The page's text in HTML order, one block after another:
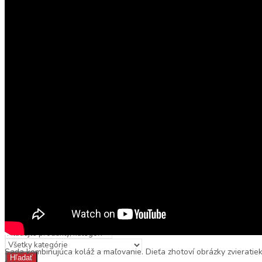
KONTAKT
Hľadať
Sada kombinujúca koláž a maľovanie. Dieťa zhotoví obrázky